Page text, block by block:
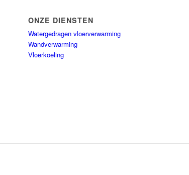
ONZE DIENSTEN
Watergedragen vloerverwarming
Wandverwarming
Vloerkoeling